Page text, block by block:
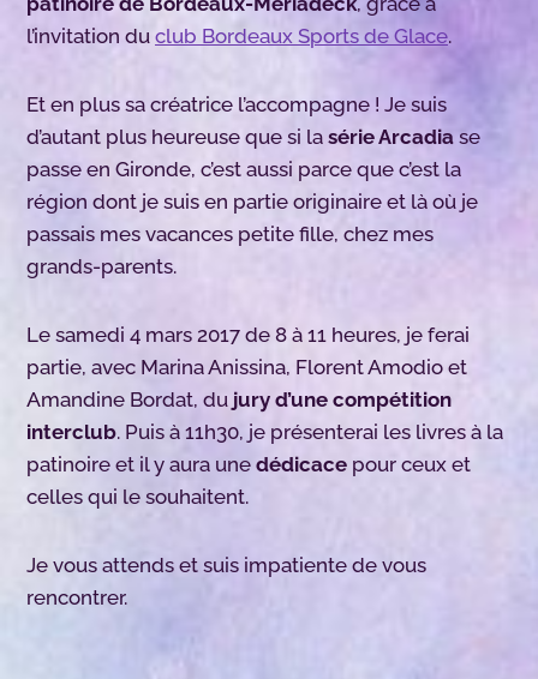
l’invitation du club Bordeaux Sports de Glace.
Et en plus sa créatrice l’accompagne ! Je suis
d’autant plus heureuse que si la série Arcadia se
passe en Gironde, c’est aussi parce que c’est la
région dont je suis en partie originaire et là où je
passais mes vacances petite fille, chez mes
grands-parents.
Le samedi 4 mars 2017 de 8 à 11 heures, je ferai
partie, avec Marina Anissina, Florent Amodio et
Amandine Bordat, du jury d’une compétition
interclub. Puis à 11h30, je présenterai les livres à la
patinoire et il y aura une dédicace pour ceux et
celles qui le souhaitent.
Je vous attends et suis impatiente de vous
rencontrer.